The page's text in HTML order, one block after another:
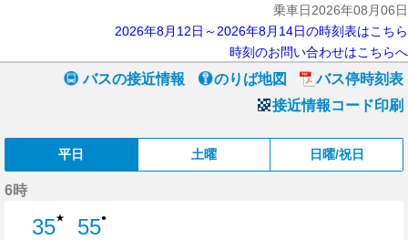
乗車日2026年08月06日
2026年8月12日～2026年8月14日の時刻表はこちら
時刻のお問い合わせはこちらへ
バスの接近情報 のりば地図
バス停時刻表
接近情報コード印刷
平日 土曜 日曜/祝日
6時
35★
55●